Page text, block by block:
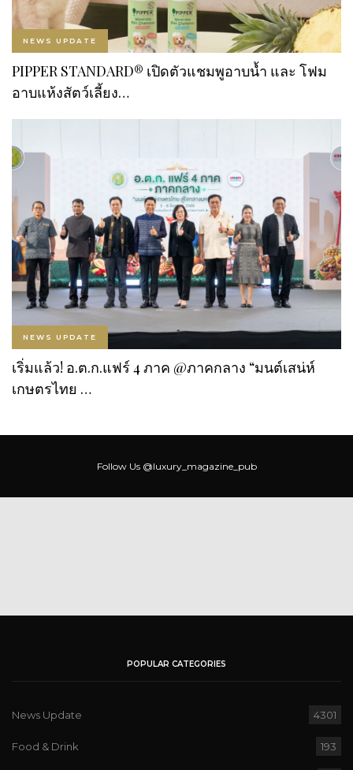
NEWS UPDATE
PIPPER STANDARD® เปิดตัวแชมพูอาบน้ำ และ โฟม
อาบแห้งสัตว์เลี้ยง…
NEWS UPDATE
เริ่มแล้ว! อ.ต.ก.แฟร์ 4 ภาค @ภาคกลาง “มนต์เสน่ห์
เกษตรไทย …
Follow Us @luxury_magazine_pub
POPULAR CATEGORIES
News Update 4301
Food & Drink 193